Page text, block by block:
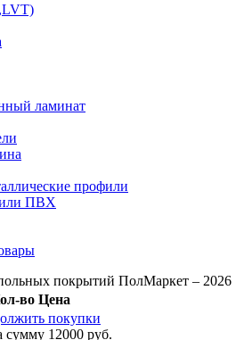
ламинат
профили
ПВХ
покрытий ПолМаркет – 2026
во Цена
покупки
сумму 12000 руб.